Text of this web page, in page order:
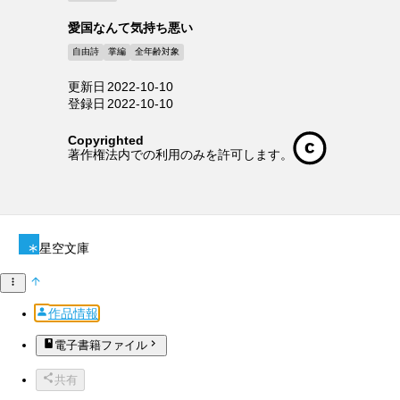
愛国なんて気持ち悪い
自由詩 掌編 全年齢対象
更新日 2022-10-10
登録日 2022-10-10
Copyrighted
著作権法内での利用のみを許可します。
星空文庫
作品情報
電子書籍ファイル
共有